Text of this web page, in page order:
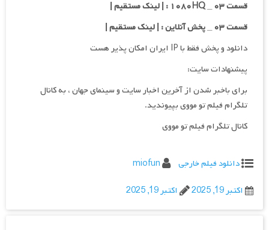
قسمت ۰۳ _ ۱۰۸۰HQ : | لینک مستقیم |
قسمت ۰۳ _ پخش آنلاین : | لینک مستقیم |
دانلود و پخش فقط با IP ایران امکان پذیر هست
پیشنهادات سایت:
برای باخبر شدن از آخرین اخبار سایت و سینمای جهان ، به کانال
تلگرام فیلم تو مووی بپیوندید.
کانال تلگرام فیلم تو مووی
دانلود فیلم خارجی
miofun
اکتبر 19, 2025
اکتبر 19, 2025